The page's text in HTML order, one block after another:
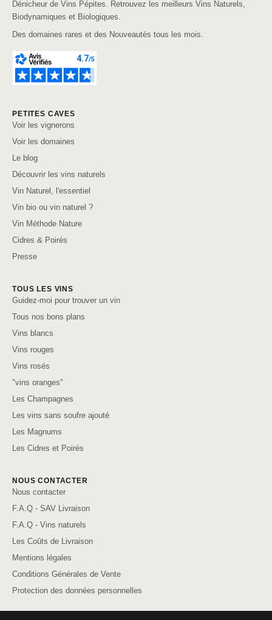
Dénicheur de Vins Pépites. Retrouvez les meilleurs Vins Naturels,
Biodynamiques et Biologiques.
Des domaines rares et des Nouveautés tous les mois.
PETITES CAVES
Voir les vignerons
Voir les domaines
Le blog
Découvrir les vins naturels
Vin Naturel, l'essentiel
Vin bio ou vin naturel ?
Vin Méthode Nature
Cidres & Poirés
Presse
TOUS LES VINS
Guidez-moi pour trouver un vin
Tous nos bons plans
Vins blancs
Vins rouges
Vins rosés
"vins oranges"
Les Champagnes
Les vins sans soufre ajouté
Les Magnums
Les Cidres et Poirés
NOUS CONTACTER
Nous contacter
F.A.Q - SAV Livraison
F.A.Q - Vins naturels
Les Coûts de Livraison
Mentions légales
Conditions Générales de Vente
Protection des données personnelles